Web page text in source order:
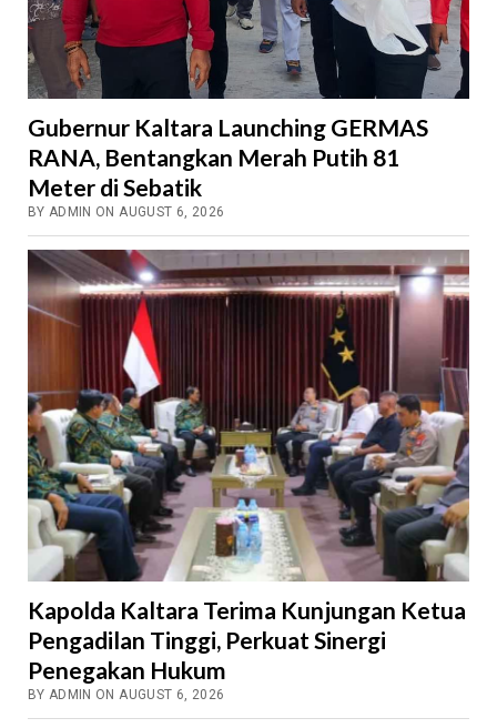
Gubernur Kaltara Launching GERMAS
RANA, Bentangkan Merah Putih 81
Meter di Sebatik
BY ADMIN ON AUGUST 6, 2026
Kapolda Kaltara Terima Kunjungan Ketua
Pengadilan Tinggi, Perkuat Sinergi
Penegakan Hukum
BY ADMIN ON AUGUST 6, 2026